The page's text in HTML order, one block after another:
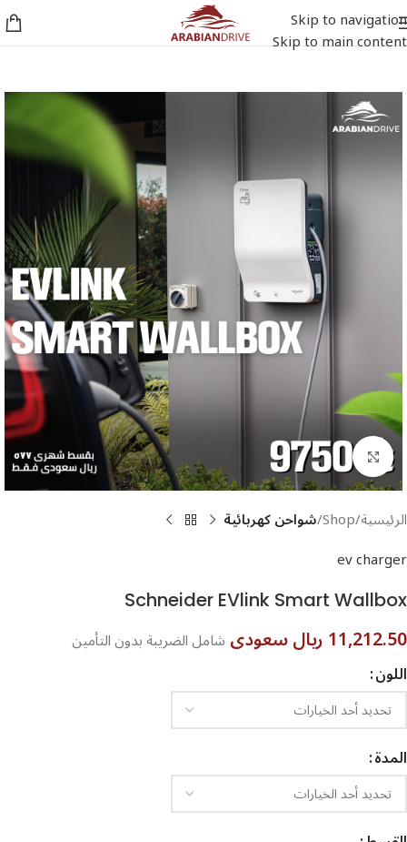
Skip to navigation
Skip to main content
اضغط للتكبير
الرئيسية Shop شواحن كهربائية
ev charger
Schneider EVlink Smart Wallbox
11,212.50 ريال سعودى شامل الضريبة بدون التأمين
اللون
المدة